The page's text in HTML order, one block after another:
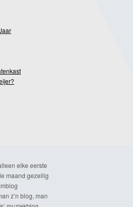
elke eerste
maand gezellig
z’n blog, man